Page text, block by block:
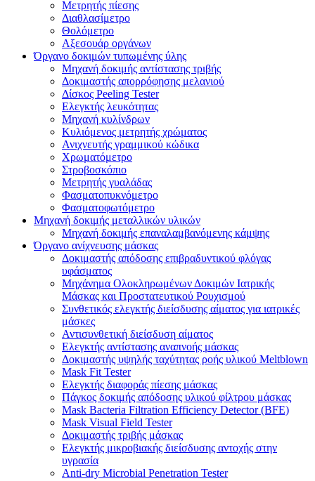
Μετρητής πίεσης
Διαθλασίμετρο
Θολόμετρο
Αξεσουάρ οργάνων
Όργανο δοκιμών τυπωμένης ύλης
Μηχανή δοκιμής αντίστασης τριβής
Δοκιμαστής απορρόφησης μελανιού
Δίσκος Peeling Tester
Ελεγκτής λευκότητας
Μηχανή κυλίνδρων
Κυλιόμενος μετρητής χρώματος
Ανιχνευτής γραμμικού κώδικα
Χρωματόμετρο
Στροβοσκόπιο
Μετρητής γυαλάδας
Φασματοπυκνόμετρο
Φασματοφωτόμετρο
Μηχανή δοκιμής μεταλλικών υλικών
Μηχανή δοκιμής επαναλαμβανόμενης κάμψης
Όργανο ανίχνευσης μάσκας
Δοκιμαστής απόδοσης επιβραδυντικού φλόγας
υφάσματος
Μηχάνημα Ολοκληρωμένων Δοκιμών Ιατρικής
Μάσκας και Προστατευτικού Ρουχισμού
Συνθετικός ελεγκτής διείσδυσης αίματος για ιατρικές
μάσκες
Αντισυνθετική διείσδυση αίματος
Ελεγκτής αντίστασης αναπνοής μάσκας
Δοκιμαστής υψηλής ταχύτητας ροής υλικού Meltblown
Mask Fit Tester
Ελεγκτής διαφοράς πίεσης μάσκας
Πάγκος δοκιμής απόδοσης υλικού φίλτρου μάσκας
Mask Bacteria Filtration Efficiency Detector (BFE)
Mask Visual Field Tester
Δοκιμαστής τριβής μάσκας
Ελεγκτής μικροβιακής διείσδυσης αντοχής στην
υγρασία
Anti-dry Microbial Penetration Tester